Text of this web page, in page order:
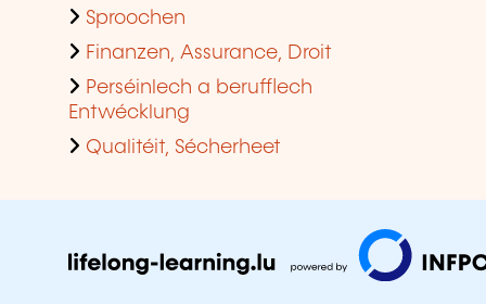
Sproochen
Finanzen, Assurance, Droit
Perséinlech a berufflech
Entwécklung
Qualitéit, Sécherheet